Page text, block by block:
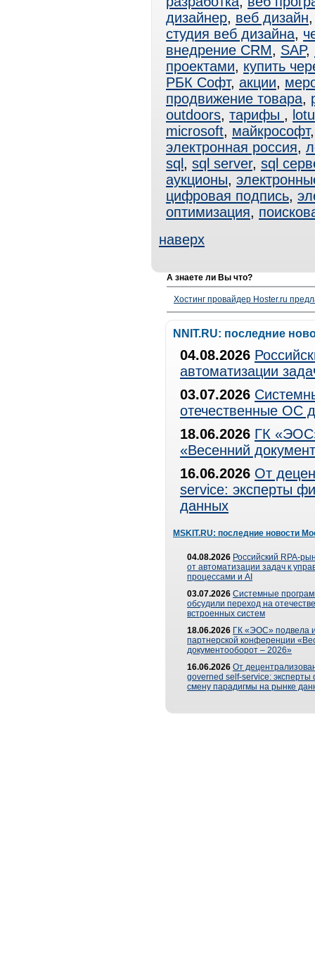
дизайнер, веб дизайн
студия веб дизайна,
внедрение CRM, SAP,
проектами, купить
РБК Софт, акции,
продвижение товара,
outdoors, тарифы ,
microsoft, майкрософт
электронная россия,
sql , sql server, sql
аукционы,
цифровая подпись,
оптимизация,
наверх
А знаете ли Вы что?
Хостинг провайдер Hoster.ru
NNIT.RU: последние
04.08.2026
автоматизации
03.07.2026
отечественные ОС
18.06.2026 ГК
«Весенний
16.06.2026 От
service: эксперты
данных
MSKIT.RU: последние новости
04.08.2026 Российский RPA-
от автоматизации задач к
процессами и AI
03.07.2026 Системные
обсудили переход на
встроенных систем
18.06.2026 ГК «ЭОС» подвела
партнерской конференции
документооборот – 2026»
16.06.2026 От
governed self-service: эксперты
смену парадигмы на рынке